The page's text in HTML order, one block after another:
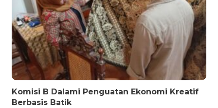
Komisi B Dalami Penguatan Ekonomi Kreatif
Berbasis Batik